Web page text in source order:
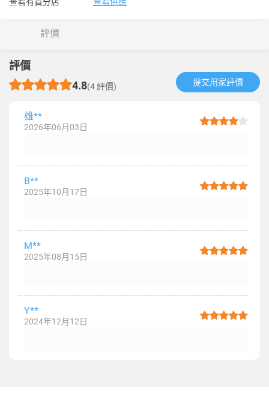
評價
評價
4.8(4 評價) 提交用家評價​
雄**
2026年06月03日
B**
2025年10月17日
M**
2025年08月15日
Y**
2024年12月12日